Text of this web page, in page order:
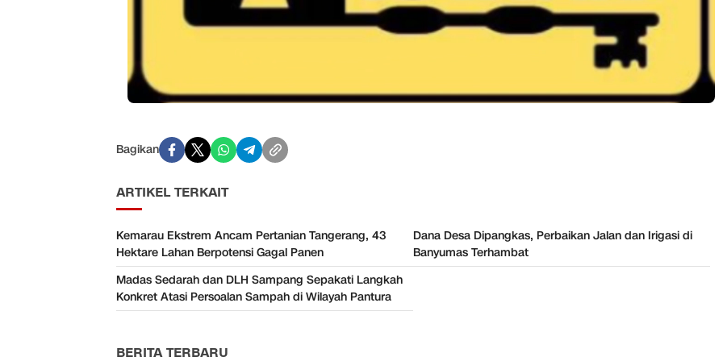
Bagikan
ARTIKEL TERKAIT
Kemarau Ekstrem Ancam Pertanian Tangerang, 43
Hektare Lahan Berpotensi Gagal Panen
Dana Desa Dipangkas, Perbaikan Jalan dan Irigasi di
Banyumas Terhambat
Madas Sedarah dan DLH Sampang Sepakati Langkah
Konkret Atasi Persoalan Sampah di Wilayah Pantura
BERITA TERBARU